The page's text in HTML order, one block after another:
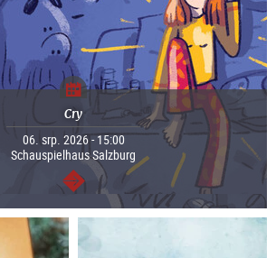
Cry
06. srp. 2026 - 15:00
Schauspielhaus Salzburg
continue